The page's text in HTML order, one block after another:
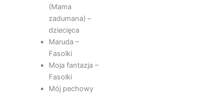
(Mama
zadumana) –
dziecięca
Maruda –
Fasolki
Moja fantazja –
Fasolki
Mój pechowy